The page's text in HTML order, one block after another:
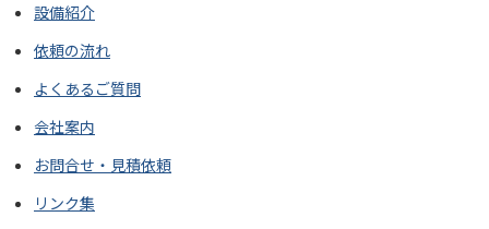
設備紹介
依頼の流れ
よくあるご質問
会社案内
お問合せ・見積依頼
リンク集